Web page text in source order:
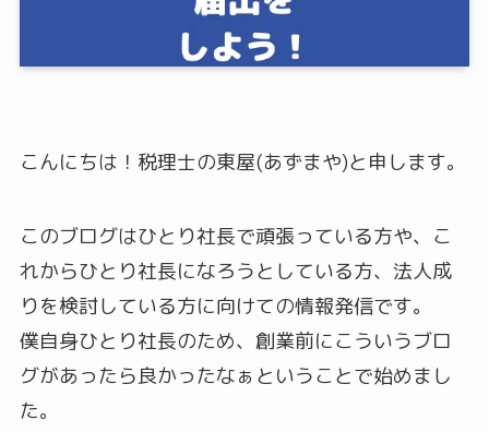
こんにちは！税理士の東屋(あずまや)と申します。
このブログはひとり社長で頑張っている方や、こ
れからひとり社長になろうとしている方、法人成
りを検討している方に向けての情報発信です。
僕自身ひとり社長のため、創業前にこういうブロ
グがあったら良かったなぁということで始めまし
た。